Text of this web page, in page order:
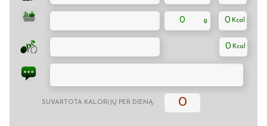
0 0
0
SUVARTOTA KALORIJŲ PER DIENĄ: 0